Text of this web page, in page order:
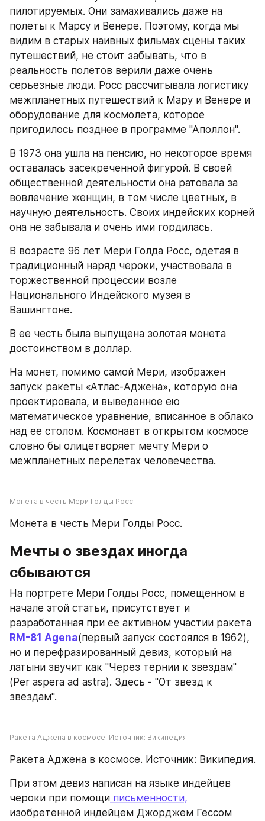
пилотируемых. Они замахивались даже на
полеты к Марсу и Венере. Поэтому, когда мы
видим в старых наивных фильмах сцены таких
путешествий, не стоит забывать, что в
реальность полетов верили даже очень
серьезные люди. Росс рассчитывала логистику
межпланетных путешествий к Мару и Венере и
оборудование для космолета, которое
пригодилось позднее в программе "Аполлон".
В 1973 она ушла на пенсию, но некоторое время
оставалась засекреченной фигурой. В своей
общественной деятельности она ратовала за
вовлечение женщин, в том числе цветных, в
научную деятельность. Своих индейских корней
она не забывала и очень ими гордилась.
В возрасте 96 лет Мери Голда Росс, одетая в
традиционный наряд чероки, участвовала в
торжественной процессии возле
Национального Индейского музея в
Вашингтоне.
В ее честь была выпущена золотая монета
достоинством в доллар.
На монет, помимо самой Мери, изображен
запуск ракеты «Атлас-Аджена», которую она
проектировала, и выведенное ею
математическое уравнение, вписанное в облако
над ее столом. Космонавт в открытом космосе
словно бы олицетворяет мечту Мери о
межпланетных перелетах человечества.
Монета в честь Мери Голды Росс.
Монета в честь Мери Голды Росс.
Мечты о звездах иногда
сбываются
На портрете Мери Голды Росс, помещенном в
начале этой статьи, присутствует и
RM-81 Agena(первый запуск состоялся в 1962),
но и перефразированный девиз, который на
латыни звучит как "Через тернии к звездам"
(Per aspera ad astra). Здесь - "От звезд к
звездам".
Ракета Аджена в космосе. Источник: Википедия.
Ракета Аджена в космосе. Источник: Википедия.
При этом девиз написан на языке индейцев
чероки при помощи письменности,
изобретенной индейцем Джорджем Гессом